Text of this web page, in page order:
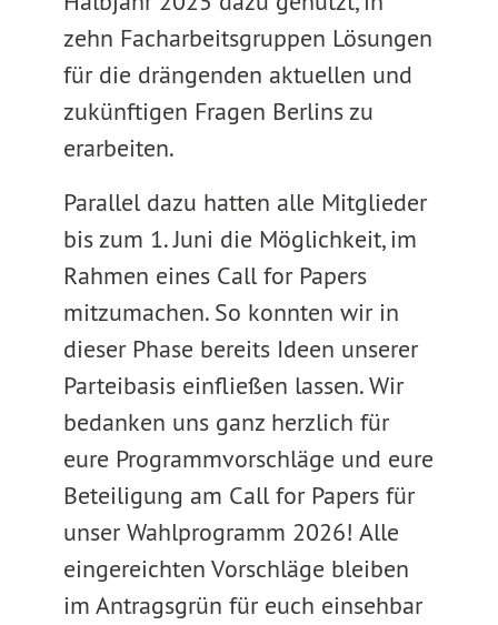
zehn Facharbeitsgruppen Lösungen
für die drängenden aktuellen und
zukünftigen Fragen Berlins zu
erarbeiten.
Parallel dazu hatten alle Mitglieder
bis zum 1. Juni die Möglichkeit, im
Rahmen eines Call for Papers
mitzumachen. So konnten wir in
dieser Phase bereits Ideen unserer
Parteibasis einfließen lassen. Wir
bedanken uns ganz herzlich für
eure Programmvorschläge und eure
Beteiligung am Call for Papers für
unser Wahlprogramm 2026! Alle
eingereichten Vorschläge bleiben
im Antragsgrün für euch einsehbar